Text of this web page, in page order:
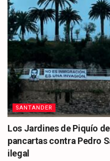
SANTANDER
Los Jardines de Piquío
pancartas contra Pedro
ilegal